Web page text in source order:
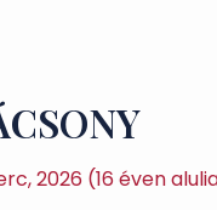
2026 (16 éven